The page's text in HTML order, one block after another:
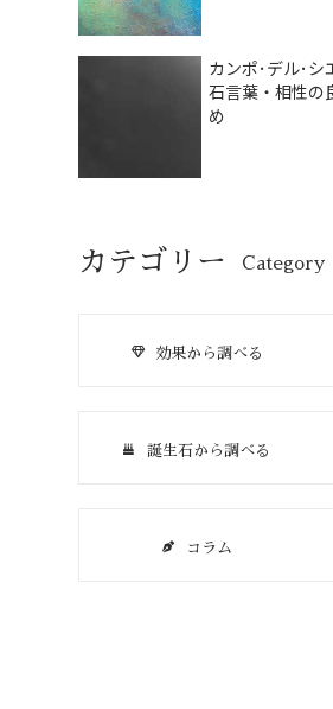
カンポ･デル･シ
石言葉・相性の
め
カテゴリー Category
効果から調べる
誕生石から調べる
コラム